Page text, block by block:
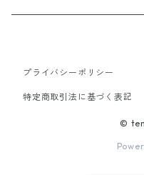
財布
プライバシーポリシー
特定商取引法に基づく表記
©